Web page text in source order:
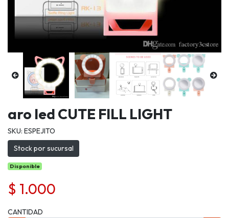
aro led CUTE FILL LIGHT
SKU: ESPEJITO
Stock por sucursal
Disponible
$ 1.000
CANTIDAD